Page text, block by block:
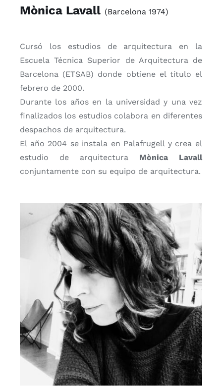
CONTACTO
Mònica Lavall (Barcelona 1974)
Cursó los estudios de arquitectura en la
Escuela Técnica Superior de Arquitectura de
Barcelona (ETSAB) donde obtiene el título el
febrero de 2000.
Durante los años en la universidad y una vez
finalizados los estudios colabora en diferentes
despachos de arquitectura.
El año 2004 se instala en Palafrugell y crea el
estudio de arquitectura Mònica Lavall
conjuntamente con su equipo de arquitectura.